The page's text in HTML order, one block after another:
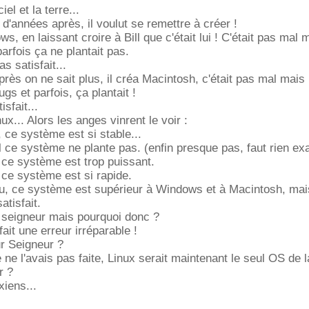
et la terre...
après, il voulut se remettre à créer !
en laissant croire à Bill que c'était lui ! C'était pas mal
ça ne plantait pas.
satisfait...
on ne sait plus, il créa Macintosh, c'était pas mal
et parfois, ça plantait !
Alors les anges vinrent le voir :
ce système est si stable...
ce système ne plante pas. (enfin presque pas, faut rien
système est trop puissant.
système est si rapide.
ce système est supérieur à Windows et à Macintosh,
mais pourquoi donc ?
une erreur irréparable !
Seigneur ?
l'avais pas faite, Linux serait maintenant le seul OS de
?